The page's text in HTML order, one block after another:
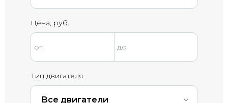
Цена, руб.
Тип двигателя
Все двигатели